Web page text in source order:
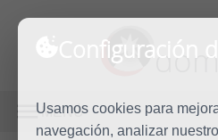
Configuración
Usamos cookies para
navegación, analizar
MENÚ